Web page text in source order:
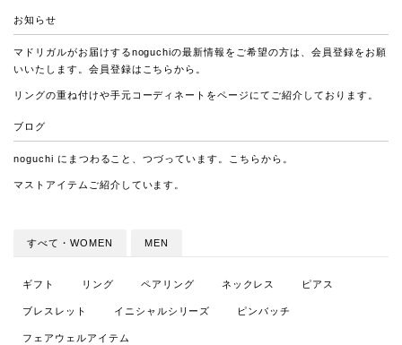
お知らせ
マドリガルがお届けするnoguchiの最新情報をご希望の方は、会員登録をお願
いいたします。会員登録は こちらから。
リングの重ね付けや手元コーディネートをページにてご紹介しております。
ブログ
noguchi にまつわること、つづっています。 こちらから。
マストアイテムご紹介しています。
すべて・WOMEN MEN
ギフト リング ペアリング ネックレス ピアス
ブレスレット イニシャルシリーズ ピンバッチ
フェアウェルアイテム